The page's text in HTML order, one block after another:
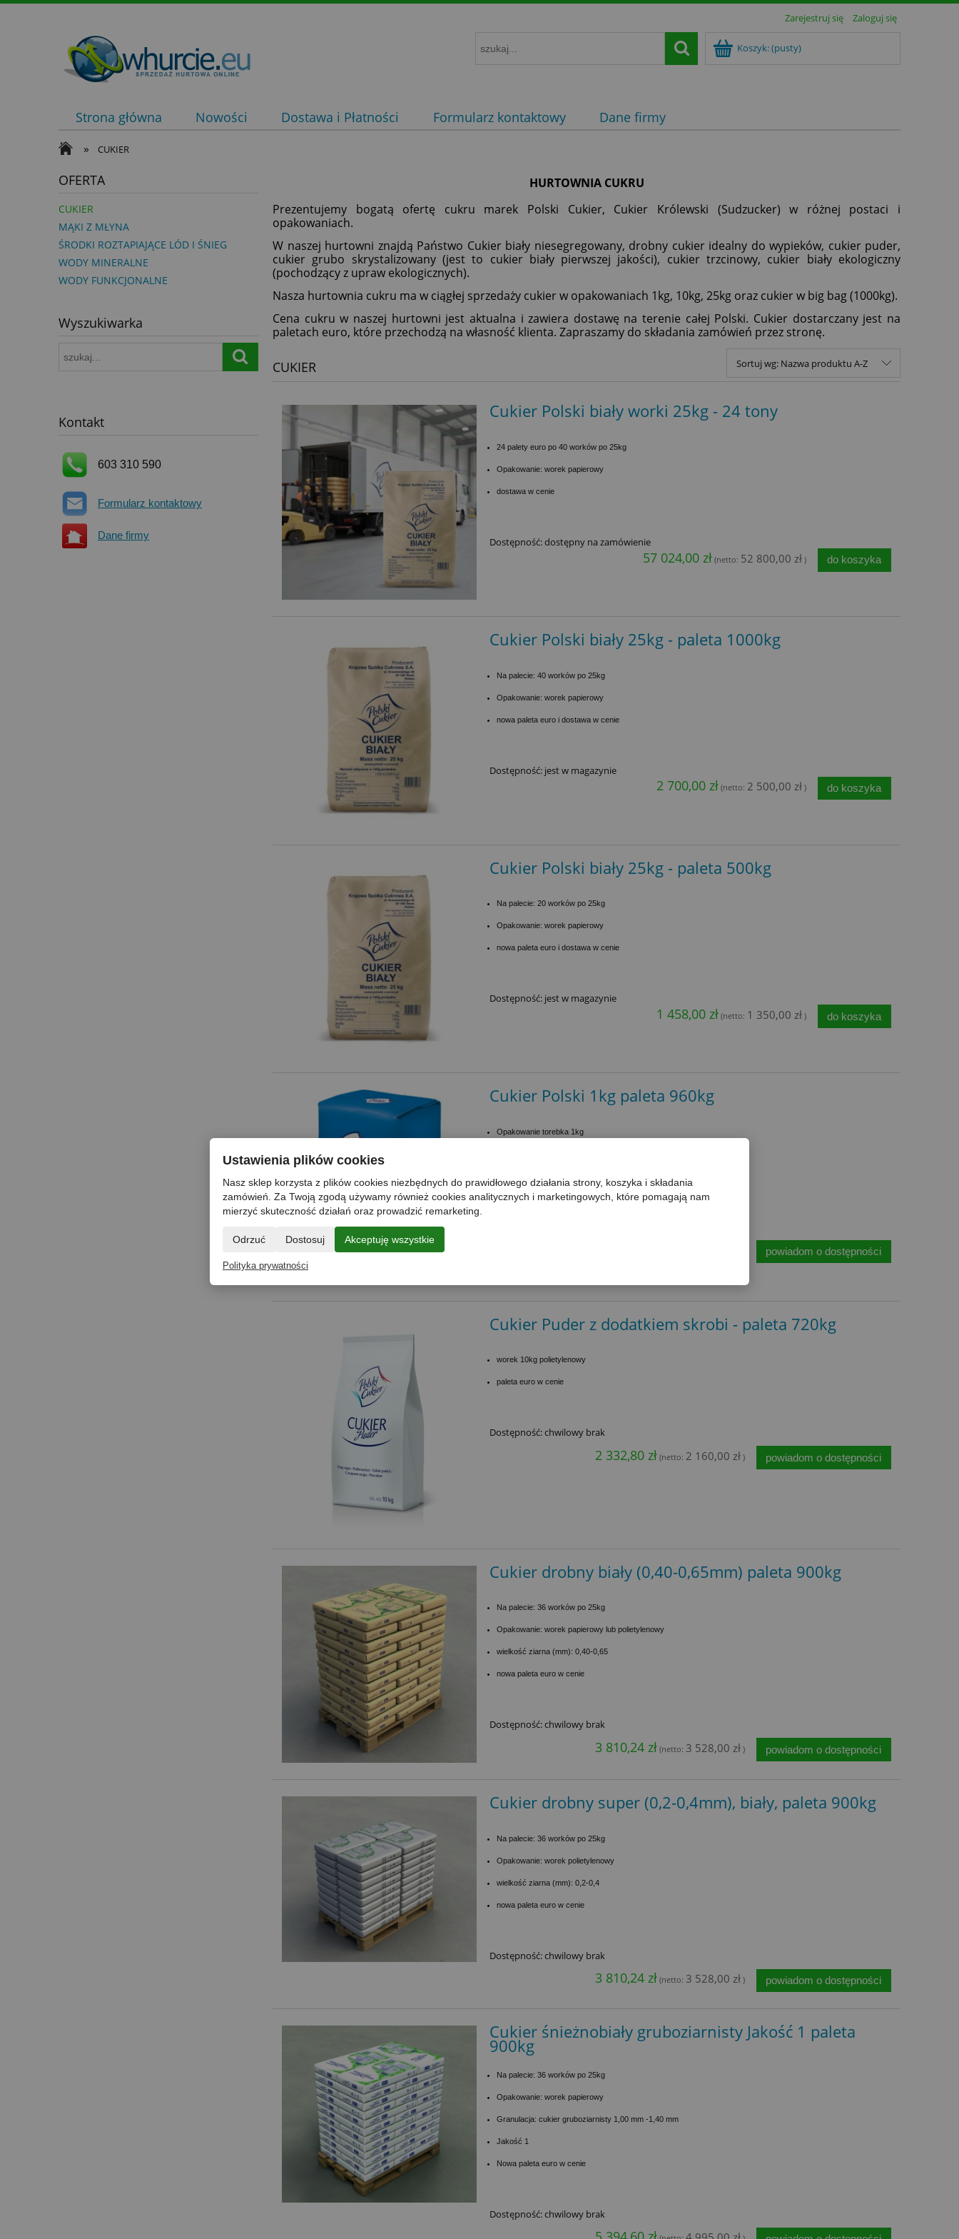
Zarejestruj się Zaloguj się
Koszyk:(pusty)
Strona główna Nowości Dostawa i Płatności Formularz kontaktowy Dane firmy
» CUKIER
OFERTA
CUKIER
MĄKI Z MŁYNA
ŚRODKI ROZTAPIAJĄCE LÓD I ŚNIEG
WODY MINERALNE
WODY FUNKCJONALNE
Wyszukiwarka
Kontakt
603 310 590
Formularz kontaktowy
Dane firmy
HURTOWNIA CUKRU
Prezentujemy bogatą ofertę cukru marek Polski Cukier, Cukier Królewski (Sudzucker) w różnej postaci i
opakowaniach.
W naszej hurtowni znajdą Państwo Cukier biały niesegregowany, drobny cukier idealny do wypieków, cukier puder,
cukier grubo skrystalizowany (jest to cukier biały pierwszej jakości), cukier trzcinowy, cukier biały ekologiczny
(pochodzący z upraw ekologicznych).
Nasza hurtownia cukru ma w ciągłej sprzedaży cukier w opakowaniach 1kg, 10kg, 25kg oraz cukier w big bag (1000kg).
Cena cukru w naszej hurtowni jest aktualna i zawiera dostawę na terenie całej Polski. Cukier dostarczany jest na
paletach euro, które przechodzą na własność klienta. Zapraszamy do składania zamówień przez stronę.
CUKIER Sortuj wg: Nazwa produktu A-Z
Cukier Polski biały worki 25kg - 24 tony
24 palety euro po 40 worków po 25kg
Opakowanie: worek papierowy
dostawa w cenie
Dostępność:dostępny na zamówienie
57 024,00 zł (netto: 52 800,00 zł) do koszyka
Cukier Polski biały 25kg - paleta 1000kg
Na palecie: 40 worków po 25kg
Opakowanie: worek papierowy
nowa paleta euro i dostawa w cenie
Dostępność: jest w magazynie
2 700,00 zł (netto: 2 500,00 zł) do koszyka
Cukier Polski biały 25kg - paleta 500kg
Na palecie: 20 worków po 25kg
Opakowanie: worek papierowy
nowa paleta euro i dostawa w cenie
Dostępność: jest w magazynie
1 458,00 zł (netto: 1 350,00 zł) do koszyka
Cukier Polski 1kg paleta 960kg
Opakowanie torebka 1kg
powiadom o dostępności
Cukier Puder z dodatkiem skrobi - paleta 720kg
worek 10kg polietylenowy
paleta euro w cenie
Dostępność:chwilowy brak
2 332,80 zł (netto: 2 160,00 zł) powiadom o dostępności
Cukier drobny biały (0,40-0,65mm) paleta 900kg
Na palecie: 36 worków po 25kg
Opakowanie: worek papierowy lub polietylenowy
wielkość ziarna (mm): 0,40-0,65
nowa paleta euro w cenie
Dostępność:chwilowy brak
3 810,24 zł (netto: 3 528,00 zł) powiadom o dostępności
Cukier drobny super (0,2-0,4mm), biały, paleta 900kg
Na palecie: 36 worków po 25kg
Opakowanie: worek polietylenowy
wielkość ziarna (mm): 0,2-0,4
nowa paleta euro w cenie
Dostępność:chwilowy brak
3 810,24 zł (netto: 3 528,00 zł) powiadom o dostępności
Cukier śnieżnobiały gruboziarnisty Jakość 1 paleta
900kg
Na palecie: 36 worków po 25kg
Opakowanie: worek papierowy
Granulacja: cukier gruboziarnisty 1,00 mm -1,40 mm
Jakość 1
Nowa paleta euro w cenie
Dostępność:chwilowy brak
Ustawienia plików cookies
Nasz sklep korzysta z plików cookies niezbędnych do prawidłowego działania strony, koszyka i składania
zamówień. Za Twoją zgodą używamy również cookies analitycznych i marketingowych, które pomagają nam
mierzyć skuteczność działań oraz prowadzić remarketing.
Odrzuć Dostosuj Akceptuję wszystkie
Polityka prywatności